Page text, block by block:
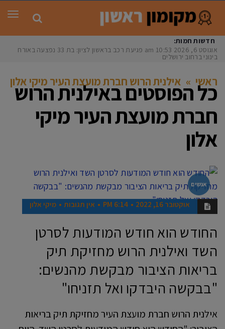
חדשות חמות:
אוגוסט 6, 2026
10:53 am פגיעת רכב בראשון לציון: בת 33 נפצעה באורח
בינוני ברחוב ירושלים
ראשי » אילנית הרוש חברת מועצת העיר מיקי אלון
כל הפוסטים באילנית הרוש
חברת מועצת העיר מיקי
אלון
אנשים
אוקטובר 16, 2022 6:14 PM אין תגובות מיקי אלון
החודש הוא חודש המודעות לסרטן
השד ואילנית הרוש מחזיקת תיק
בריאות הציבור מבקשת מהנשים:
"בבקשה היבדקו ואל תזניחו"
אילנית הרוש חברת מועצת העיר מחזיקת תיק בריאות